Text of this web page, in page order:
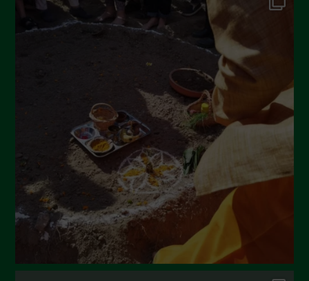
Settembre 2022
Aprile 2022
Febbraio 2022
Gennaio 2022
Dicembre 2021
Novembre 2021